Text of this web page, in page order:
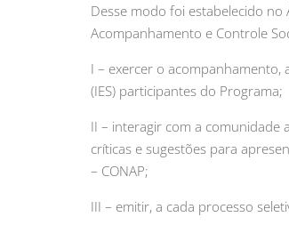
Desse modo foi estabelecido no
Acompanhamento e Controle
I – exercer o acompanhamento,
(IES) participantes do Programa;
II – interagir com a comunidade
críticas e sugestões para
– CONAP;
III – emitir, a cada processo